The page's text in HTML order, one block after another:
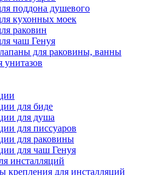
поддона душевого
кухонных моек
раковин
чаш Генуя
для раковины, ванны
унитазов
для биде
для душа
для писсуаров
для раковины
для чаш Генуя
инсталляций
крепления для инсталляций